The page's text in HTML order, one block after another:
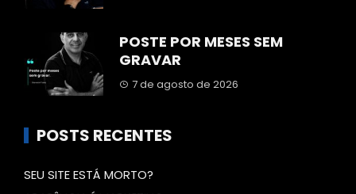
POSTE POR MESES SEM
GRAVAR
7 de agosto de 2026
POSTS RECENTES
SEU SITE ESTÁ MORTO?